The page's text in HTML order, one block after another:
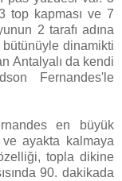
top kapması ve 7
2 tarafı adına
bütünüyle dinamikti
Antalyalı da kendi
Fernandes'le
en büyük
ayakta kalmaya
topla dikine
90. dakikada